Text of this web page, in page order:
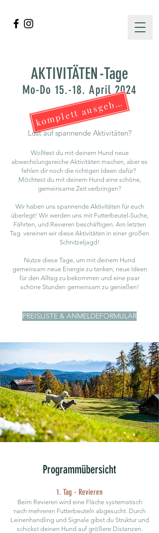
AKTIVITÄTEN-Tage
Mo-Do 15.-18. April 2024
komplett ausgebucht!
Lust auf spannende Aktivitäten?
Wolltest du mit deinem Hund neue
abwechslungsreiche Aktivitäten machen, aber es
fehlen dir noch die richtigen Ideen dafür?
Möchtest du mit deinem Hund eine schöne,
gemeinsame Zeit verbringen?
Wir haben uns spannende Aktivitäten für euch
überlegt! Wir werden uns mit Futterbeutel-Suche,
Fährten, und Revieren beschäftigen. Am letzten
Tag vereinen wir diese Aktivitäten in einer großen
Schnitzeljagd!
Nutze diese Tage, um mit deinem Hund
gemeinsam neue Energie zu tanken, neue Ideen
für den Alltag zu bekommen und eine paar
schöne Stunden gemeinsam zu genießen!
PREISLISTE & ANMELDEFORMULAR
Programmübersicht
1. Tag - Revieren
Beim Revieren wird eine Fläche systematisch
nach mehreren Futterbeuteln abgesucht. Durch
Leinenhandling und Signale gibst du Struktur und
schickst deinen Hund auf größere Distanzen.